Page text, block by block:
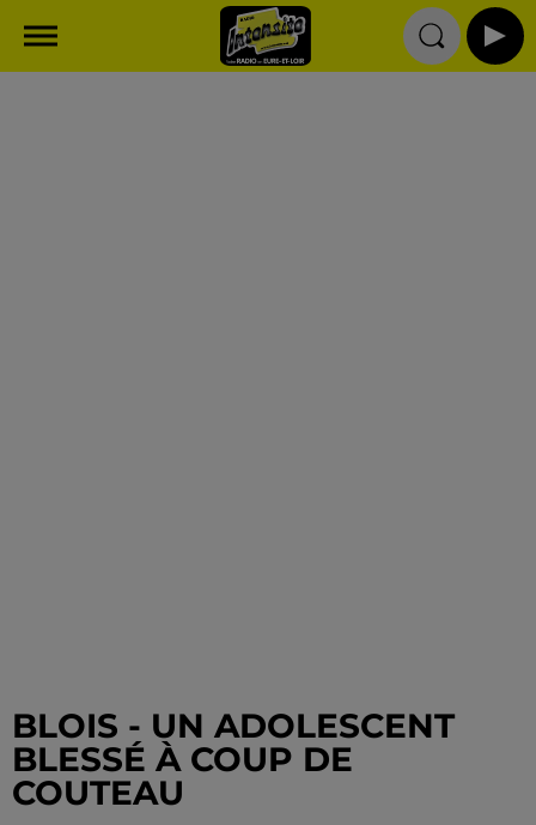
BLOIS - UN ADOLESCENT
BLESSÉ À COUP DE
COUTEAU